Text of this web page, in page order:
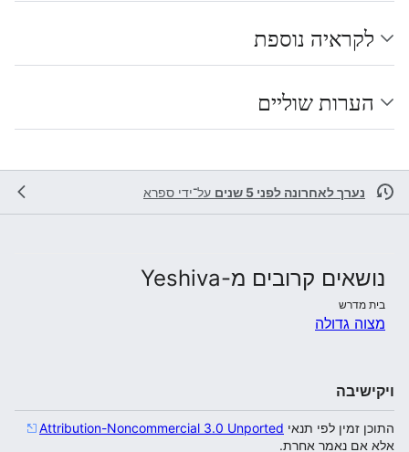
לקראיה נוספת
הערות שוליים
נערך לאחרונה לפני 5 שנים על־ידי ספרא
נושאים קרובים מ-Yeshiva
בית מדרש
מצוה גדולה
ויקישיבה
התוכן זמין לפי תנאי Attribution-Noncommercial 3.0 Unported
אלא אם נאמר אחרת.